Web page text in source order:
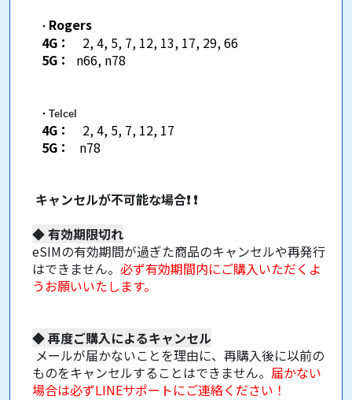
・ Rogers
4G： 2, 4, 5, 7, 12, 13, 17, 29, 66
5G：
n66, n78
・ Telcel
4G： 2, 4, 5, 7, 12, 17
5G：
n78
キャンセルが不可能な場合❗❗
◆有効期限切れ
eSIMの有効期間が過ぎた商品のキャンセルや再発行
はできません。 必ず有効期間内にご購入いただくよ
うお願いいたします。
◆再度ご購入によるキャンセル
メールが届かないことを理由に、再購入後に以前の
ものをキャンセルすることはできません。 届かない
場合は必ずLINEサポートにご連絡ください！